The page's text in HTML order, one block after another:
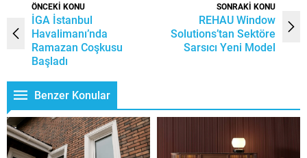
ÖNCEKİ KONU
İGA İstanbul
Havalimanı’nda
Ramazan Coşkusu
Başladı
SONRAKİ KONU
REHAU Window
Solutions’tan Sektöre
Sarsıcı Yeni Model
Benzer Konular